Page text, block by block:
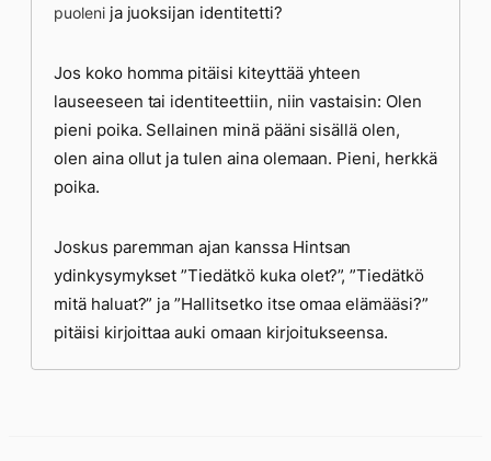
puolenija juoksijan identitetti?
Jos koko homma pitäisi kiteyttää yhteen
lauseeseen tai identiteettiin, niin vastaisin: Olen
pieni poika. Sellainen minä pääni sisällä olen,
olen aina ollut ja tulen aina olemaan. Pieni, herkkä
poika.
Joskus paremman ajan kanssa Hintsan
ydinkysymykset ”Tiedätkö kuka olet?”, ”Tiedätkö
mitä haluat?” ja ”Hallitsetko itse omaa elämääsi?”
pitäisi kirjoittaa auki omaan kirjoitukseensa.